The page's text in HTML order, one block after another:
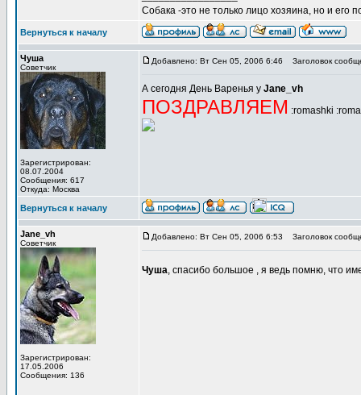
Собака -это не только лицо хозяина, но и его
Вернуться к началу
Чуша
Советчик
Зарегистрирован:
08.07.2004
Сообщения: 617
Откуда: Москва
Добавлено: Вт Сен 05, 2006 6:46 Заголовок
А сегодня День Варенья у Jane_vh
ПОЗДРАВЛЯЕМ :romashki
Вернуться к началу
Jane_vh
Советчик
Зарегистрирован:
17.05.2006
Сообщения: 136
Добавлено: Вт Сен 05, 2006 6:53 Заголовок
Чуша, спасибо большое , я ведь помню, что